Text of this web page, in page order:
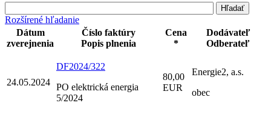
Rozšírené hľadanie
Dátum
zverejnenia
Číslo faktúry
Popis plnenia
Cena
*
Dodávateľ
Odberateľ
24.05.2024
DF2024/322
PO elektrická energia
5/2024
80,00
EUR
Energie2, a.s.
obec